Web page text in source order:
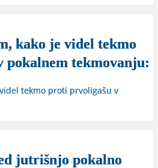
kako je videl tekmo
pokalnem tekmovanju:
tekmo proti prvoligašu v
jutrišnjo pokalno